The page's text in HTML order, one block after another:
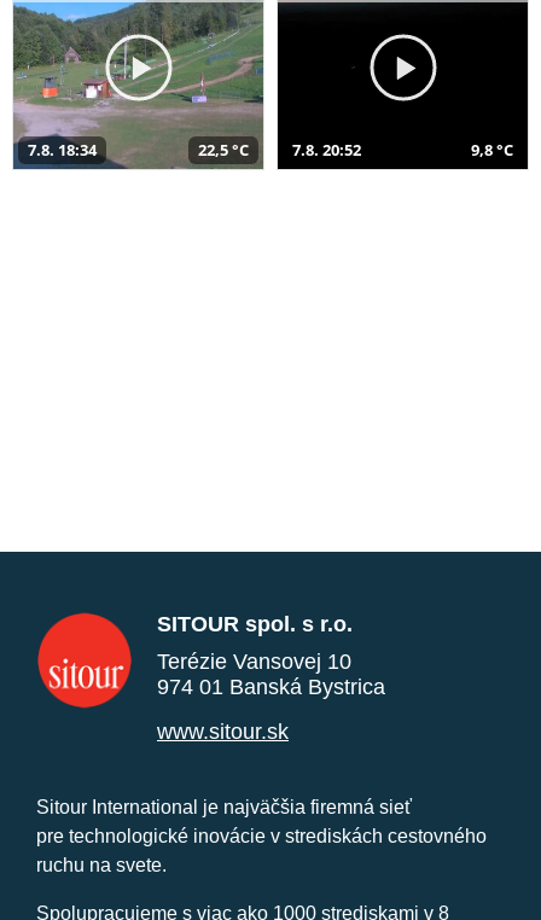
7.8. 18:34 22,5 °C 7.8. 20:52 9,8 °C
SITOUR spol. s r.o.
Terézie Vansovej 10
974 01 Banská Bystrica
www.sitour.sk
Sitour International je najväčšia firemná sieť
pre technologické inovácie v strediskách cestovného
ruchu na svete.
Spolupracujeme s viac ako 1000 strediskami v 8